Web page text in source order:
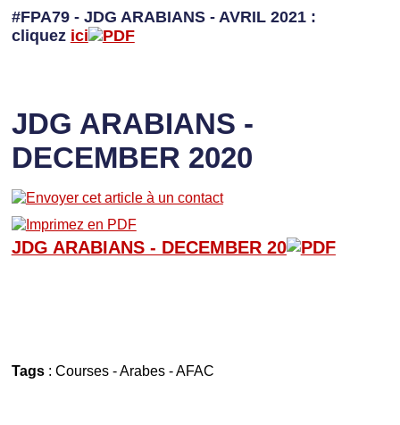
#FPA79 - JDG ARABIANS - AVRIL 2021 :
cliquez ici
JDG ARABIANS -
DECEMBER 2020
JDG ARABIANS - DECEMBER 20
Tags: Courses-Arabes-AFAC